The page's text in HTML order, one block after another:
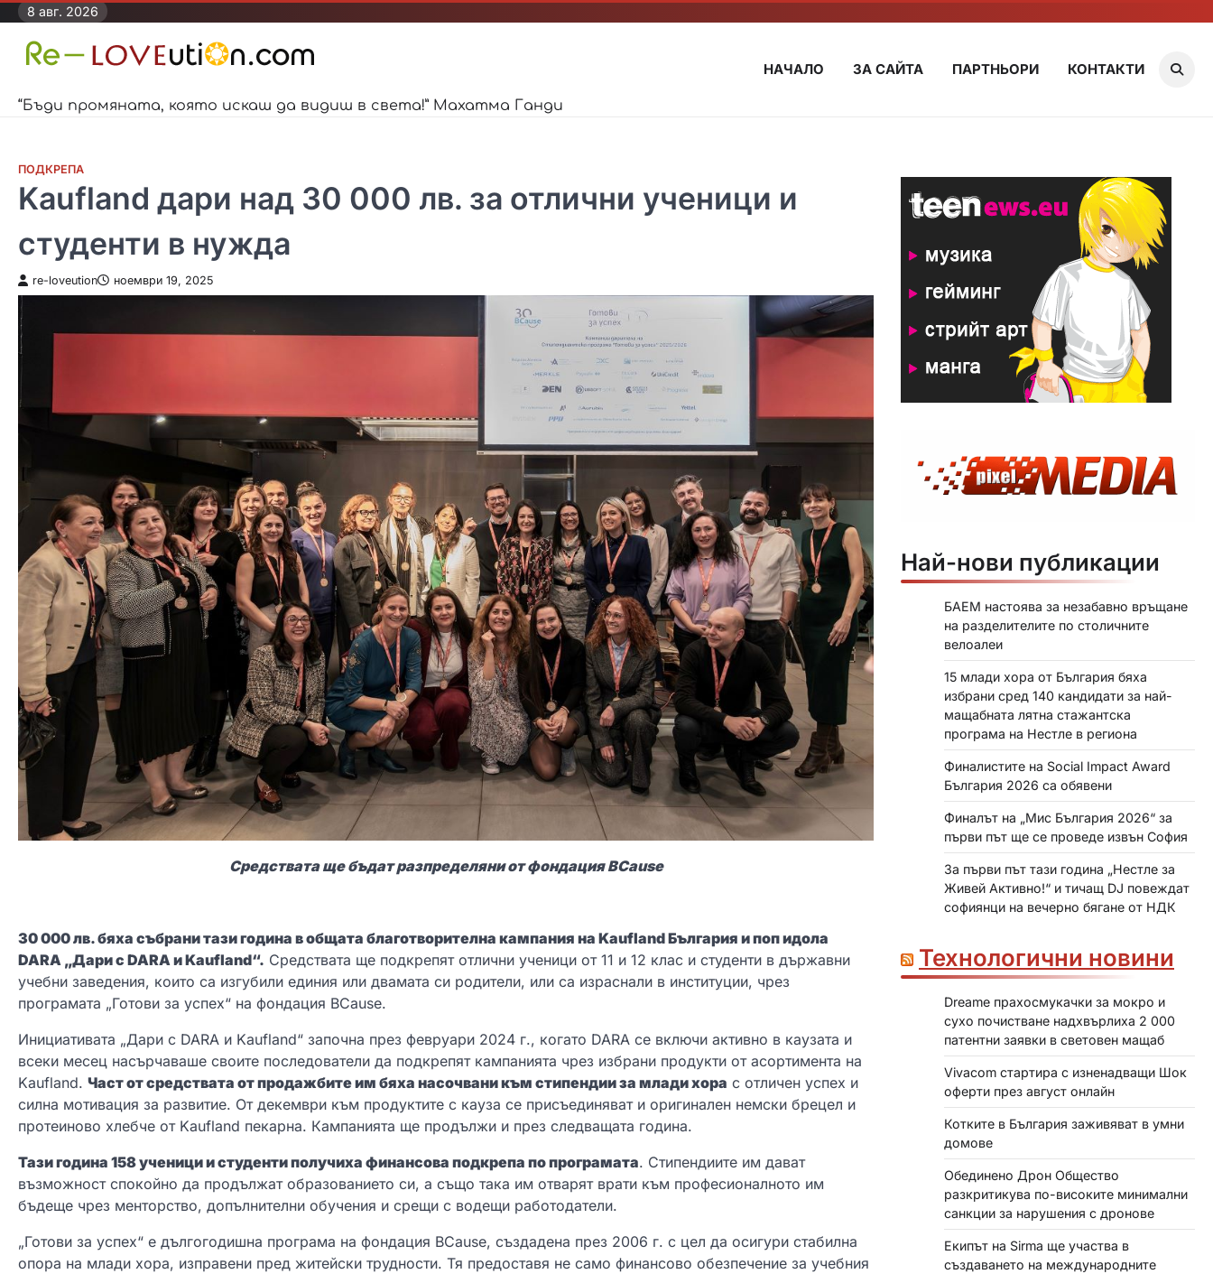
Skip
content
8 авг. 2026
“Бъди промяната, която искаш да видиш в света!” Махатма Ганди
НАЧАЛО ЗА САЙТА ПАРТНЬОРИ КОНТАКТИ
ПОДКРЕПА
Kaufland дари над 30 000 лв. за отлични ученици и
студенти в нужда
re-loveution ноември 19, 2025
Средствата ще бъдат разпределяни от фондация BCause
30 000 лв. бяха събрани тази година в общата благотворителна кампания на Kaufland България и поп идола
DARA „Дари с DARA и Kaufland“. Средствата ще подкрепят отлични ученици от 11 и 12 клас и студенти в държавни
учебни заведения, които са изгубили единия или двамата си родители, или са израснали в институции, чрез
програмата „Готови за успех“ на фондация BCause.
Инициативата „Дари с DARA и Kaufland“ започна през февруари 2024 г., когато DARA се включи активно в каузата и
всеки месец насърчаваше своите последователи да подкрепят кампанията чрез избрани продукти от асортимента на
Kaufland. Част от средствата от продажбите им бяха насочвани към стипендии за млади хора с отличен успех и
силна мотивация за развитие. От декември към продуктите с кауза се присъединяват и oригинален немски брецел и
протеиново хлебче от Kaufland пекарна. Кампанията ще продължи и през следващата година.
Тази година 158 ученици и студенти получиха финансова подкрепа по програмата. Стипендиите им дават
възможност спокойно да продължат образованието си, а също така им отварят врати към професионалното им
бъдеще чрез менторство, допълнителни обучения и срещи с водещи работодатели.
„Готови за успех“ е дългогодишна програма на фондация BCause, създадена през 2006 г. с цел да осигури стабилна
опора на млади хора, изправени пред житейски трудности. Тя предоставя не само финансово обезпечение за учебния
Най-нови публикации
БАЕМ настоява за незабавно връщане
на разделителите по столичните
велоалеи
15 млади хора от България бяха
избрани сред 140 кандидати за най-
мащабната лятна стажантска
програма на Нестле в региона
Финалистите на Social Impact Award
България 2026 са обявени
Финалът на „Мис България 2026“ за
първи път ще се проведе извън София
За първи път тази година „Нестле за
Живей Активно!“ и тичащ DJ повеждат
софиянци на вечерно бягане от НДК
Технологични новини
Dreame прахосмукачки за мокро и
сухо почистване надхвърлиха 2 000
патентни заявки в световен мащаб
Vivacom стартира с изненадващи Шок
оферти през август онлайн
Котките в България заживяват в умни
домове
Обединено Дрон Общество
разкритикува по-високите минимални
санкции за нарушения с дронове
Екипът на Sirma ще участва в
създаването на международните